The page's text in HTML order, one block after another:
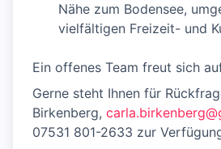
Nähe zum Bodensee,
vielfältigen Freizeit- und
Ein offenes Team freut sich
Gerne steht Ihnen für
Birkenberg,
07531 801-2633 zur